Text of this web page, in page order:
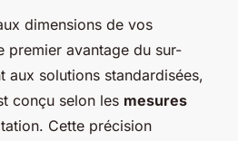
dimensions de vos
premier avantage du sur-
aux solutions standardisées,
conçu selon les mesures
Cette précision